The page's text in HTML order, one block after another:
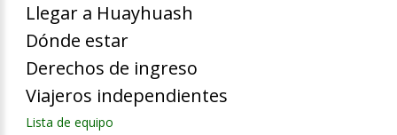
Llegar a Huayhuash
Dónde estar
Derechos de ingreso
Viajeros independientes
Lista de equipo